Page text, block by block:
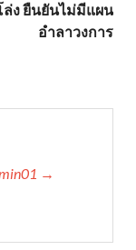
ล่ง ยืนยันไม่มีแผน
อำลาวงการ
→